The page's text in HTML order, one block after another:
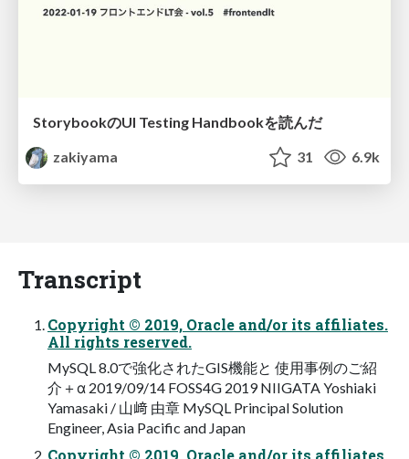
StorybookのUI Testing Handbookを読んだ
zakiyama
31 6.9k
Transcript
Copyright © 2019, Oracle and/or its affiliates.
All rights reserved.
MySQL 8.0で強化されたGIS機能と 使用事例のご紹
介＋α 2019/09/14 FOSS4G 2019 NIIGATA Yoshiaki
Yamasaki / 山﨑 由章 MySQL Principal Solution
Engineer, Asia Pacific and Japan
Copyright © 2019, Oracle and/or its affiliates.